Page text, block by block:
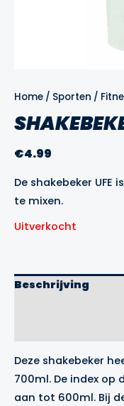
Home / Sporten /
€4.99
De shakebeker
te mixen.
Uitverkocht
Beschrijving
Deze shakebeker
700ml. De index op
aan tot 600ml. Bij